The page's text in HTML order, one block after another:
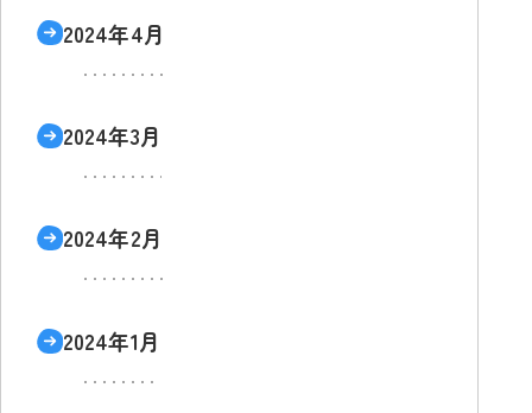
2024年4月
2024年3月
2024年2月
2024年1月